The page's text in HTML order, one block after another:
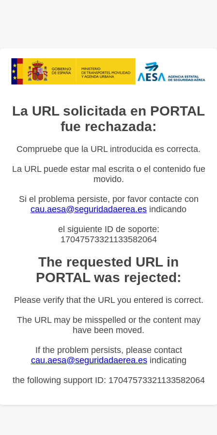
La URL solicitada en PORTAL
fue rechazada:
Compruebe que la URL introducida es correcta.
La URL puede estar mal escrita o el contenido fue
movido.
Si el problema persiste, por favor contacte con
cau.aesa@seguridadaerea.es indicando
el siguiente ID de soporte:
17047573321133582064
The requested URL in
PORTAL was rejected:
Please verify that the URL you entered is correct.
The URL may be misspelled or the content may
have been moved.
If the problem persists, please contact
cau.aesa@seguridadaerea.esindicating
the following support ID: 17047573321133582064